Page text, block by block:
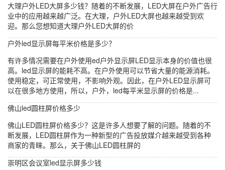
大理户外LED大屏多少钱？随着的不断发展，LED大屏在户外广告行
业中的应用越来越广泛。在大理，户外LED大屏也越来越受到欢
迎。那么您想知道大理户外LED大屏的价
户外led显示屏每平米价格是多少？
有许多情况需要在户外使用ed户外显示屏LED显示本身的价值也很
高。led显示屏的能耗不高。在户外使用可以节省大量的能源消耗。
使用稳定，可正常使用，不影响外观。因此，在户外LED显示屏可
以在很多地方使用，所以，户外，led每平米显示屏的价格是...
佛山led圆柱屏价格多少
佛山LED圆柱屏价格多少？这是许多人想要了解的问题。随着的不
断发展，LED圆柱屏作为一种新型的广告投放媒介越来越受到各种
商家的青睐。那么，关于佛山LED圆柱屏的
崇明区会议室led显示屏多少钱